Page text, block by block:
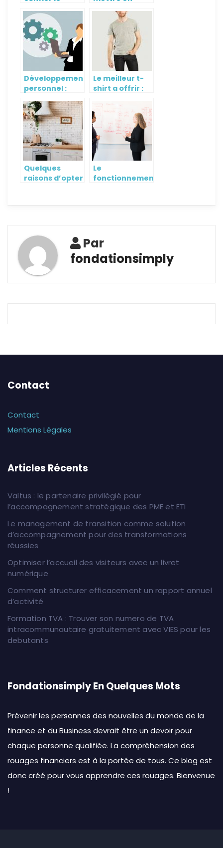
d’un site à des
professionnels
?
bonne
strategie
d’animation
commerciale ?
Développement
personnel :
astuces
Le meilleur t-
shirt a offrir :
de marque
opter ?
Quelques
raisons d’opter
Le
fonctionnement
Par
fondationsimply
Contact
Contact
Mentions Légales
Articles Récents
Valtus : le partenaire privilégié pour
l’accompagnement stratégique des PME et ETI
Le management de transition comme solution
d’accompagnement pour des transformations
réussies
Optimiser l’accueil des visiteurs avec un livret
numérique
Comment structurer efficacement un rapport annuel
d’activité
Formation TVA : Trouver son numero de TVA
intracommunautaire gratuitement avec VIES pour les
debutants
Fondationsimply En Quelques Mots
Prévenir les personnes des nouvelles du monde de la
finance et du Business devrait être un devoir pour
chaque personne qualifiée. La compréhension des
rouages financiers est à la portée de tous. Ce blog est
donc créé pour vous apprendre ces rouages. Bienvenue
!